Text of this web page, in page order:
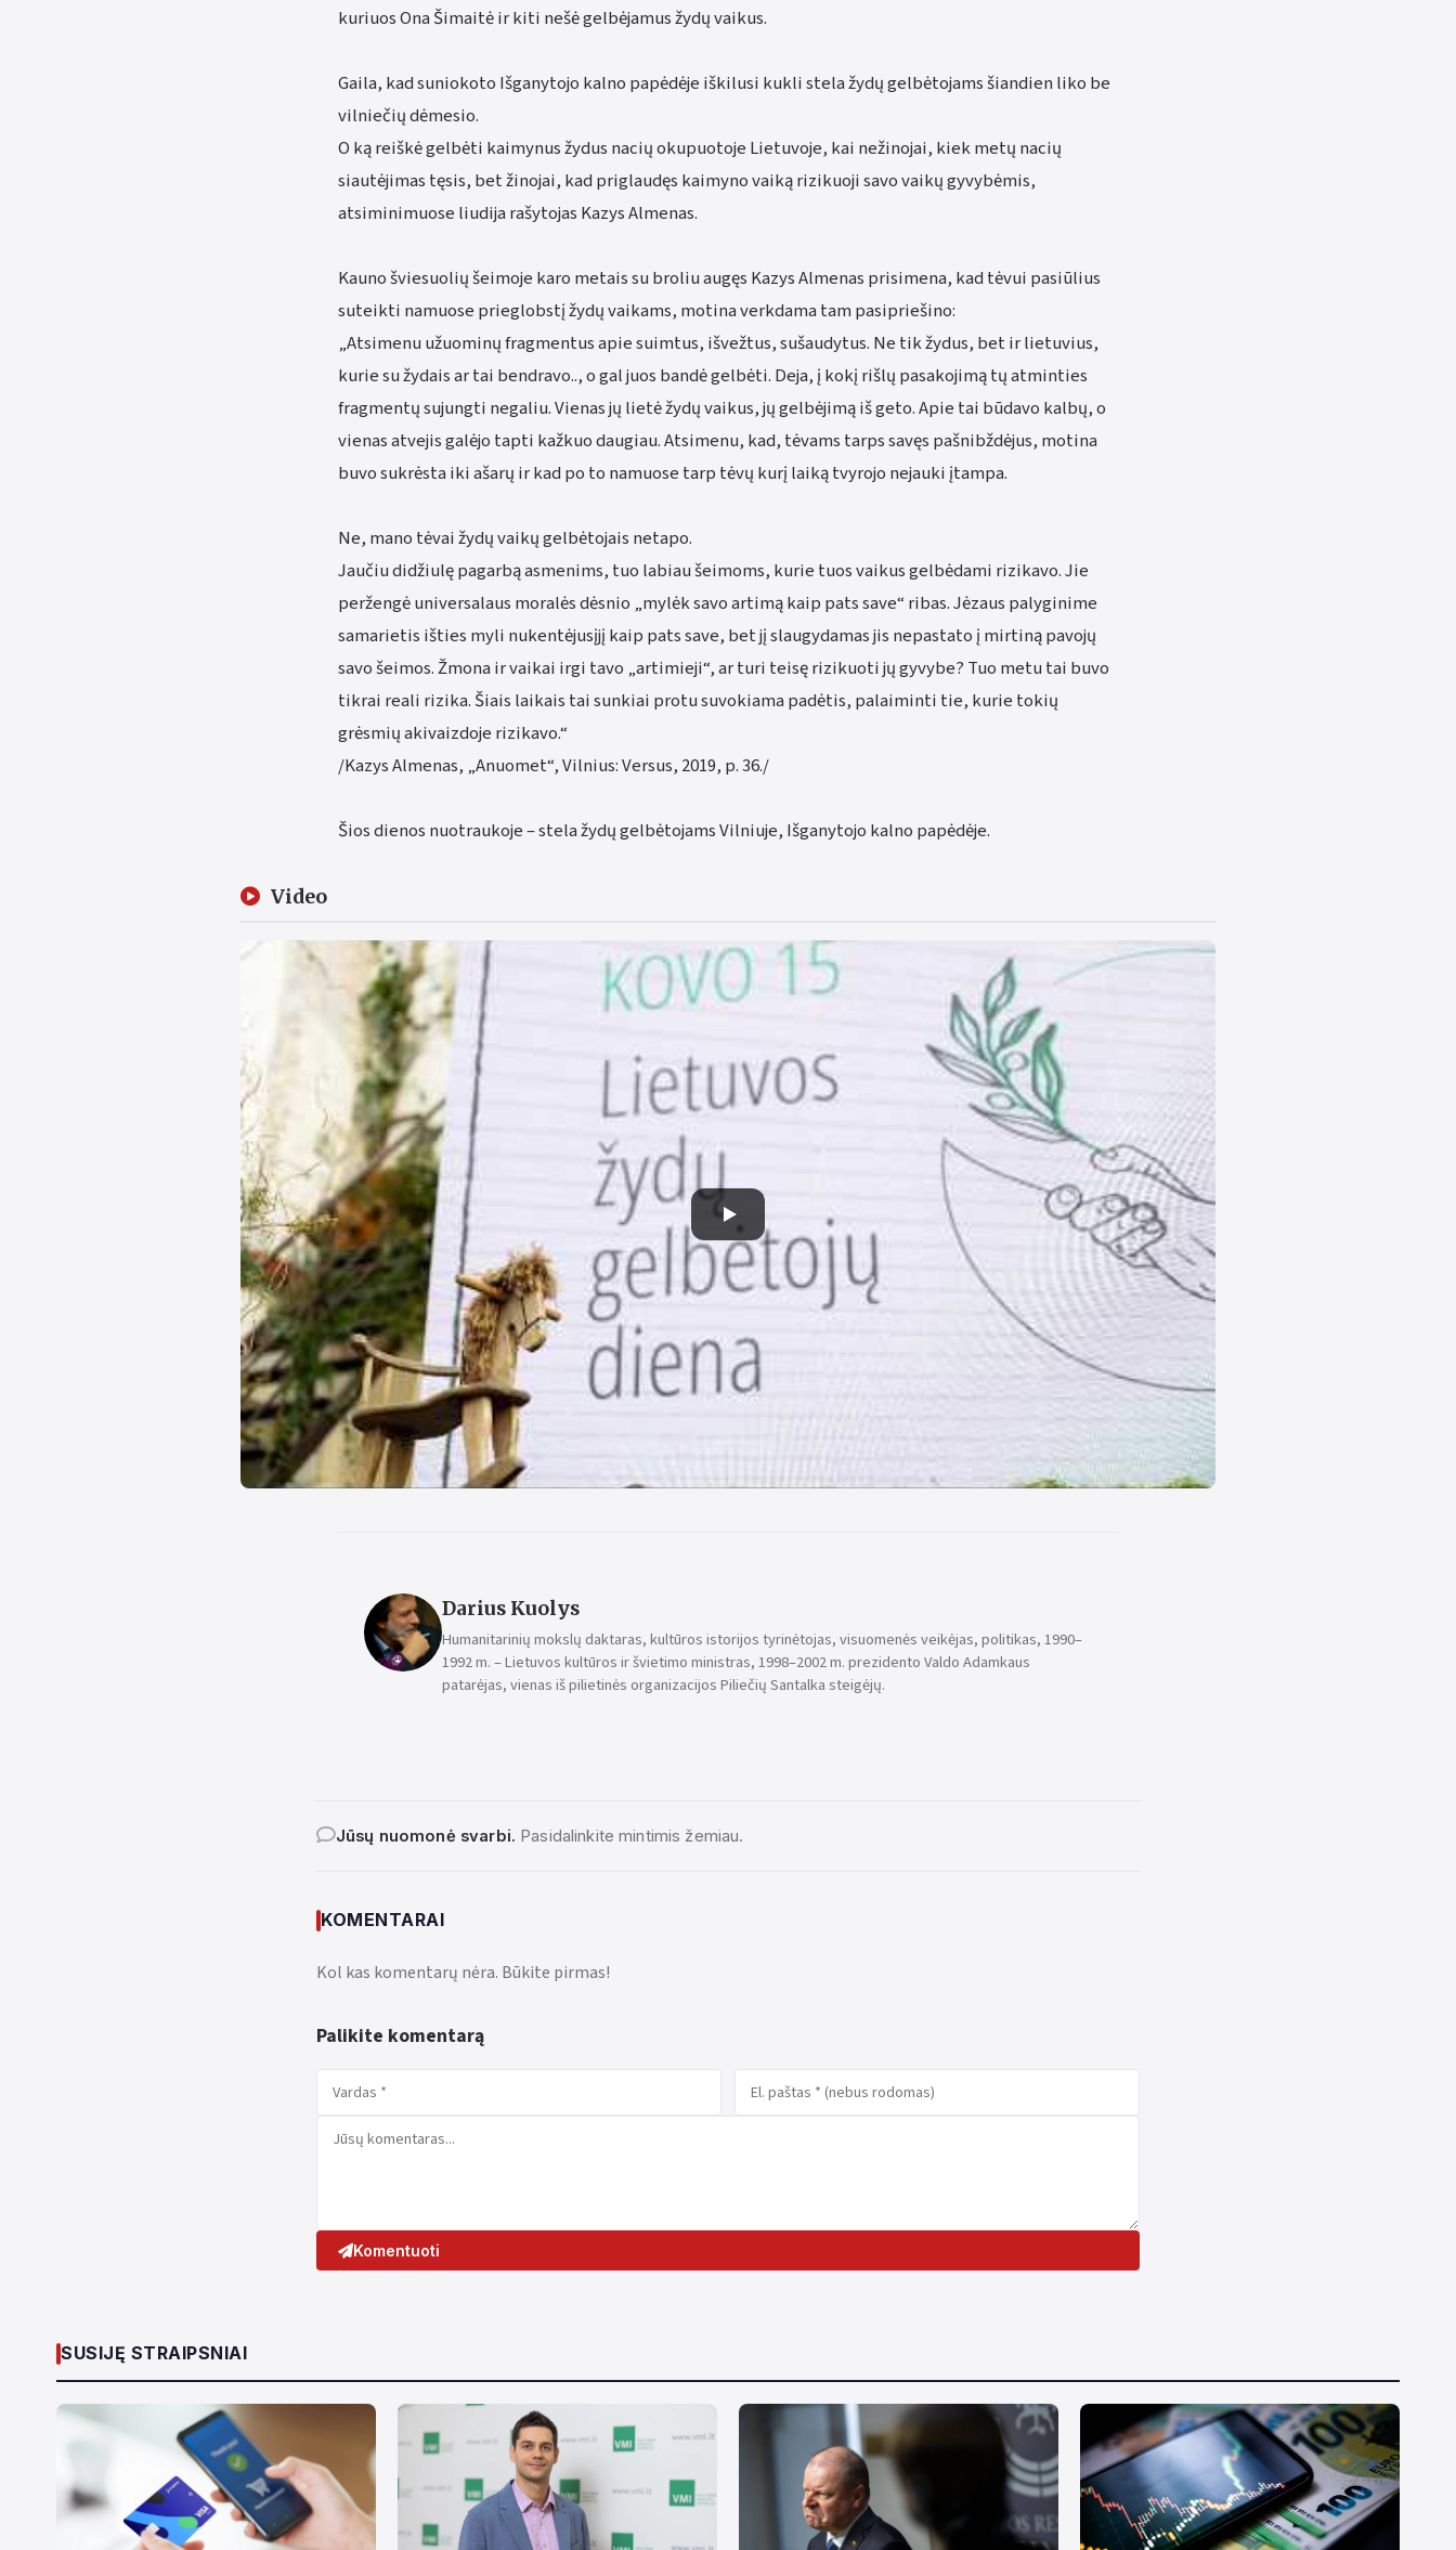
kuriuos Ona Šimaitė ir kiti nešė gelbėjamus žydų vaikus.
Gaila, kad suniokoto Išganytojo kalno papėdėje iškilusi kukli stela žydų gelbėtojams šiandien liko be
vilniečių dėmesio.
O ką reiškė gelbėti kaimynus žydus nacių okupuotoje Lietuvoje, kai nežinojai, kiek metų nacių
siautėjimas tęsis, bet žinojai, kad priglaudęs kaimyno vaiką rizikuoji savo vaikų gyvybėmis,
atsiminimuose liudija rašytojas Kazys Almenas.
Kauno šviesuolių šeimoje karo metais su broliu augęs Kazys Almenas prisimena, kad tėvui pasiūlius
suteikti namuose prieglobstį žydų vaikams, motina verkdama tam pasipriešino:
„Atsimenu užuominų fragmentus apie suimtus, išvežtus, sušaudytus. Ne tik žydus, bet ir lietuvius,
kurie su žydais ar tai bendravo.., o gal juos bandė gelbėti. Deja, į kokį rišlų pasakojimą tų atminties
fragmentų sujungti negaliu. Vienas jų lietė žydų vaikus, jų gelbėjimą iš geto. Apie tai būdavo kalbų, o
vienas atvejis galėjo tapti kažkuo daugiau. Atsimenu, kad, tėvams tarps savęs pašnibždėjus, motina
buvo sukrėsta iki ašarų ir kad po to namuose tarp tėvų kurį laiką tvyrojo nejauki įtampa.
Ne, mano tėvai žydų vaikų gelbėtojais netapo.
Jaučiu didžiulę pagarbą asmenims, tuo labiau šeimoms, kurie tuos vaikus gelbėdami rizikavo. Jie
peržengė universalaus moralės dėsnio „mylėk savo artimą kaip pats save“ ribas. Jėzaus palyginime
samarietis išties myli nukentėjusįjį kaip pats save, bet jį slaugydamas jis nepastato į mirtiną pavojų
savo šeimos. Žmona ir vaikai irgi tavo „artimieji“, ar turi teisę rizikuoti jų gyvybe? Tuo metu tai buvo
tikrai reali rizika. Šiais laikais tai sunkiai protu suvokiama padėtis, palaiminti tie, kurie tokių
grėsmių akivaizdoje rizikavo.“
/Kazys Almenas, „Anuomet“, Vilnius: Versus, 2019, p. 36./
Šios dienos nuotraukoje – stela žydų gelbėtojams Vilniuje, Išganytojo kalno papėdėje.
Video
Darius Kuolys
Humanitarinių mokslų daktaras, kultūros istorijos tyrinėtojas, visuomenės veikėjas, politikas, 1990–
1992 m. – Lietuvos kultūros ir švietimo ministras, 1998–2002 m. prezidento Valdo Adamkaus
patarėjas, vienas iš pilietinės organizacijos Piliečių Santalka steigėjų.
Jūsų nuomonė svarbi. Pasidalinkite mintimis žemiau.
KOMENTARAI
Kol kas komentarų nėra. Būkite pirmas!
Palikite komentarą
Komentuoti
SUSIJĘ STRAIPSNIAI